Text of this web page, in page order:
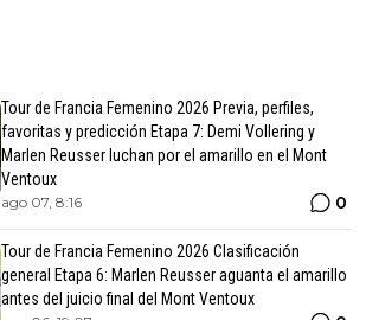
Tour de Francia Femenino 2026 Previa, perfiles,
favoritas y predicción Etapa 7: Demi Vollering y
Marlen Reusser luchan por el amarillo en el Mont
Ventoux
ago 07, 8:16 0
Tour de Francia Femenino 2026 Clasificación
general Etapa 6: Marlen Reusser aguanta el amarillo
antes del juicio final del Mont Ventoux